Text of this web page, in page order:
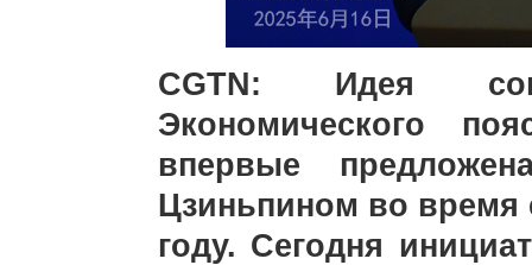
CGTN: Идея
Экономического
впервые
Цзиньпином во время
году. Сегодня